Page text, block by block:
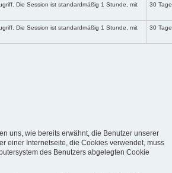
Die Session ist standardmäßig 1 Stunde, mit
30 Tage
Die Session ist standardmäßig 1 Stunde, mit
30 Tage
uns, wie bereits erwähnt, die Benutzer unserer
einer Internetseite, die Cookies verwendet, muss
des Benutzers abgelegten Cookie